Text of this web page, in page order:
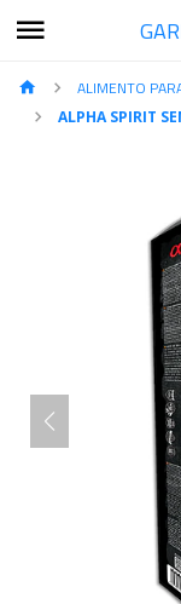
ALIMENTO
ALPHA SPIRIT